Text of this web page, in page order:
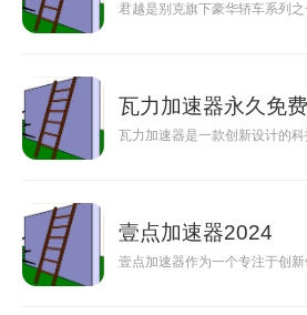
君越是别克旗下豪华轿车系列
瓦力加速器永久免
瓦力加速器是一款创新设计的
壹点加速器2024
壹点加速器作为一个专注于创